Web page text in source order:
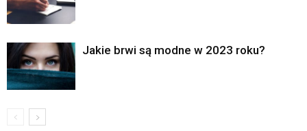
Jakie brwi są modne w 2023 roku?